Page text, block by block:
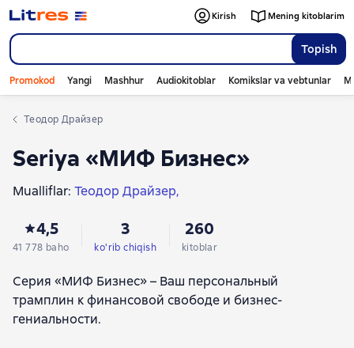
Topish
Kirish Mening kitoblarim
Promokod Yangi Mashhur Audiokitoblar Komikslar va vebtunlar
Теодор Драйзер
Seriya «МИФ Бизнес»
Mualliflar: Теодор Драйзер
Уильям Юри
Ҳенри Форд
Игорь Манн
Максим Котин Джейсон Фрайд Радислав Гандапас
Стивен Котлер Надежда Винокурова
Сергей Бехтерев Джеффри Мур
Борис Александров
4,5
41 778 baho
3
ko'rib chiqish
260
kitoblar
Серия «МИФ Бизнес» – Ваш персональный
трамплин к финансовой свободе и бизнес-
гениальности.